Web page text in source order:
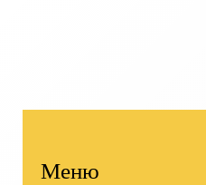
Меню